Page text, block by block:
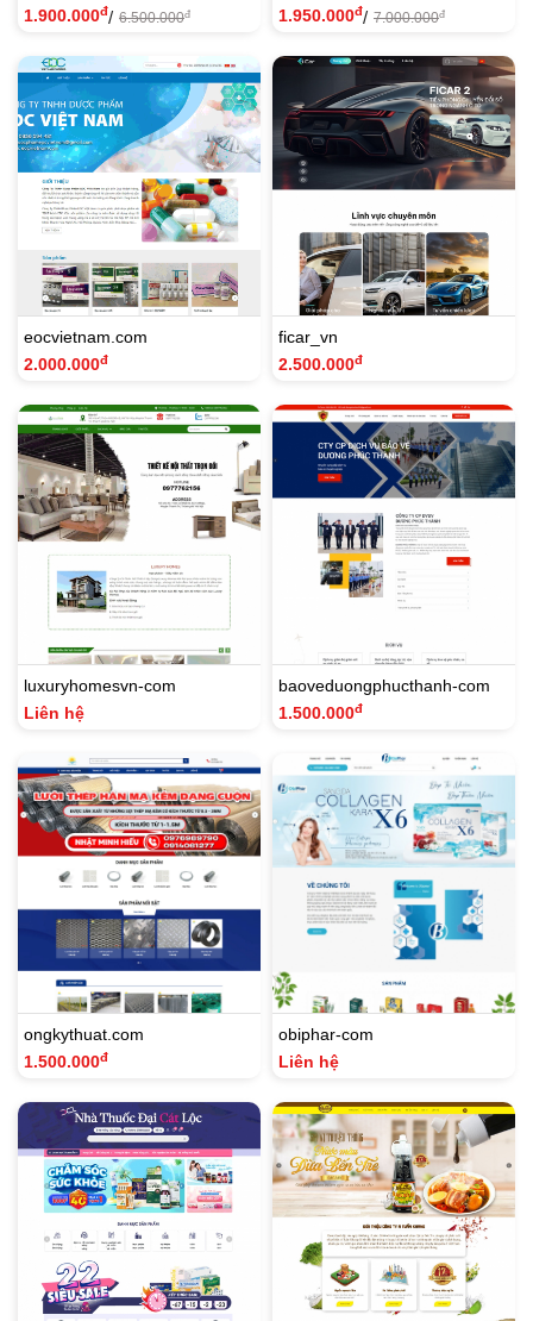
1.900.000đ/ 6.500.000đ
1.950.000đ/ 7.000.000đ
eocvietnam.com
2.000.000đ
ficar_vn
2.500.000đ
luxuryhomesvn-com
Liên hệ
baoveduongphucthanh-com
1.500.000đ
ongkythuat.com
1.500.000đ
obiphar-com
Liên hệ